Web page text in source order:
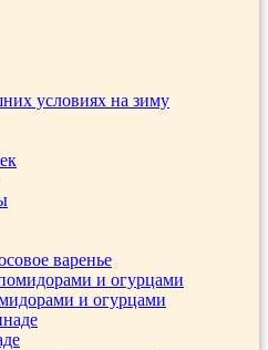
условиях на зиму
варенье
и огурцами